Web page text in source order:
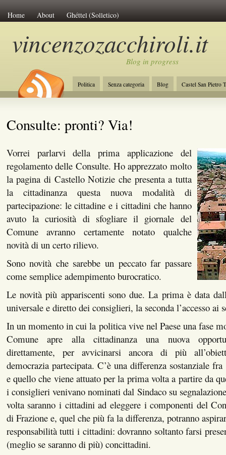
Home About Ghéttel (Solletico)
vincenzozacchiroli.it
Blog in progress
Politica Senza categoria Blog
Castel San Pietro
La Costituzione
Lavoro Initiative of Change
Consulte: pronti? Via!
Vorrei parlarvi della prima applicazione del
regolamento delle Consulte. Ho apprezzato molto
la pagina di Castello Notizie che presenta a tutta
la cittadinanza questa nuova modalità di
partecipazione: le cittadine e i cittadini che hanno
avuto la curiosità di sfogliare il giornale del
Comune avranno certamente notato qualche
novità di un certo rilievo.
Sono novità che sarebbe un peccato far passare
come semplice adempimento burocratico.
Le novità più appariscenti sono due. La prima è data
universale e diretto dei consiglieri, la seconda l’accesso ai
In un momento in cui la politica vive nel Paese una fase
Comune apre alla cittadinanza una nuova
direttamente, per avvicinarsi ancora di più
democrazia partecipata. C’è una differenza sostanziale
e quello che viene attuato per la prima volta a partire da
i consiglieri venivano nominati dal Sindaco su
volta saranno i cittadini ad eleggere i componenti del
di Frazione e, quel che più fa la differenza, potranno
responsabilità tutti i cittadini: dovranno soltanto farsi
(meglio se saranno di più) concittadini.